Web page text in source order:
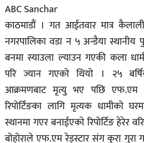
कुराकानी
जीवनशैली
सूचना-
ABC Sanchar
काठमाडौं । गत आईतवार मात्र
नगरपालिका वडा न ५ अन्डैया स्थानीय
बनमा स्याउला ल्याउन गएकी कला
परि ज्यान गएको थियो । २५
आक्रमणबाट मृत्यु भए पछि एफ.एम
रिपोर्टिङका लागि मृत्यक धामीको
स्थानमा गएर बनाईएको रिपोर्टिङ हेरेर
बोहोराले एफ.एम रेड्स्टार संग कुरा गुरा